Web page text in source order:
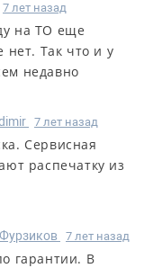
7 лет назад
на ТО еще
нет. Так что и у
недавно
7 лет назад
Сервисная
распечатку из
7 лет назад
гарантии. В